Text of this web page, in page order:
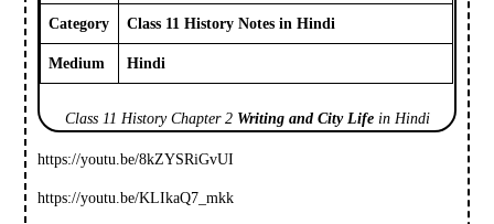
Category Class 11 History Notes in Hindi
Medium Hindi
Class 11 History Chapter 2 Writing and City Lifein Hindi
https://youtu.be/8kZYSRiGvUI
https://youtu.be/KLIkaQ7_mkk